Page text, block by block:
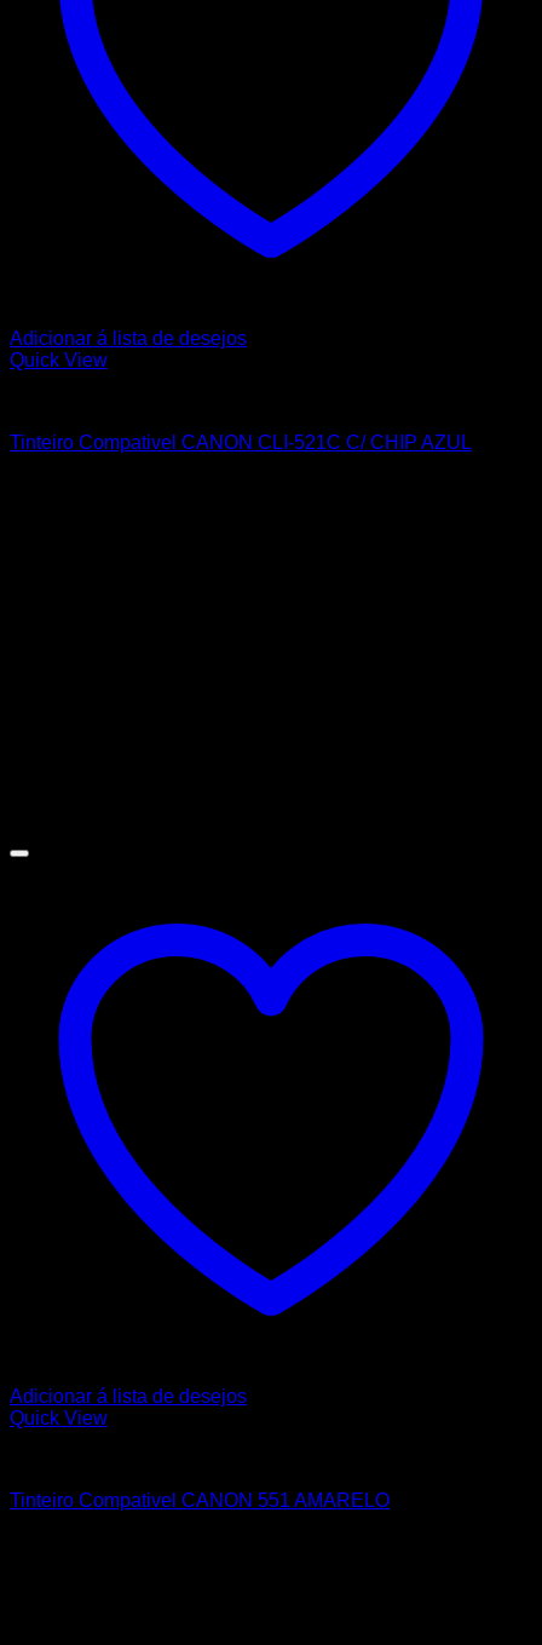
Adicionar á lista de desejos
Quick View
Tinteiro Compativel CANON CLI-521C C/ CHIP AZUL
Adicionar á lista de desejos
Quick View
Tinteiro Compativel CANON 551 AMARELO